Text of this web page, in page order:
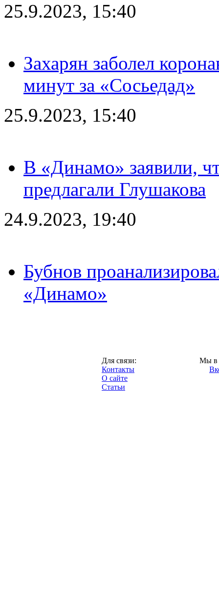
25.9.2023, 15:40
Захарян заболел
минут за «Сосьедад»
25.9.2023, 15:40
В «Динамо» заявили,
предлагали Глушакова
24.9.2023, 19:40
Бубнов
«Динамо»
Для связи:
Контакты
О сайте
Статьи
Мы в